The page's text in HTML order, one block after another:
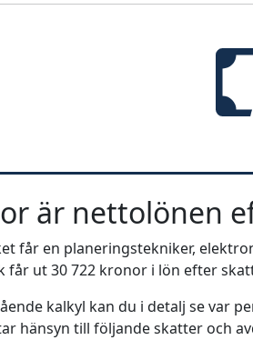
är nettolönen
får en planeringstekniker,
får ut 30 722 kronor i lön efter
kalkyl kan du i detalj se var
hänsyn till följande skatter och